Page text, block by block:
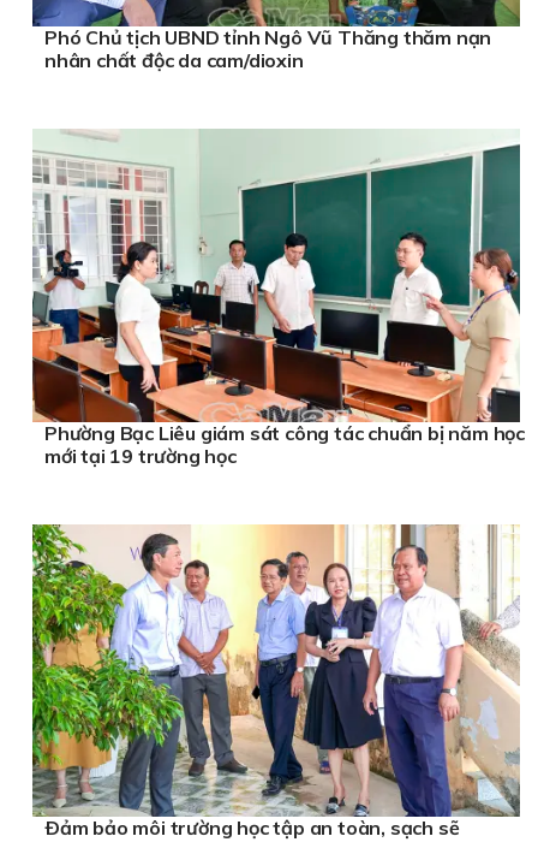
Phó Chủ tịch UBND tỉnh Ngô Vũ Thăng thăm nạn
nhân chất độc da cam/dioxin
Phường Bạc Liêu giám sát công tác chuẩn bị năm học
mới tại 19 trường học
Ðảm bảo môi trường học tập an toàn, sạch sẽ